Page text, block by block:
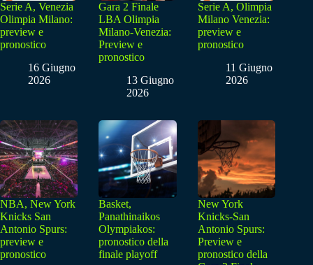
Serie A, Venezia
Olimpia Milano:
preview e
pronostico
16 Giugno
2026
Gara 2 Finale
LBA Olimpia
Milano-Venezia:
Preview e
pronostico
13 Giugno
2026
Serie A, Olimpia
Milano Venezia:
preview e
pronostico
11 Giugno
2026
NBA, New York
Knicks San
Antonio Spurs:
preview e
pronostico
Basket,
Panathinaikos
Olympiakos:
pronostico della
finale playoff
New York
Knicks-San
Antonio Spurs:
Preview e
pronostico della